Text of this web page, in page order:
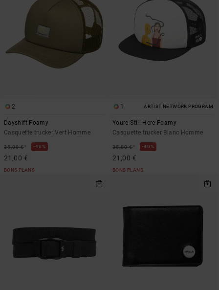
2
Dayshift Foamy
Casquette trucker Vert Homme
35,00 €* 40%
21,00 €
BONS PLANS
1 ARTIST NETWORK PROGRAM
Youre Still Here Foamy
Casquette trucker Blanc Homme
35,00 €* 40%
21,00 €
BONS PLANS